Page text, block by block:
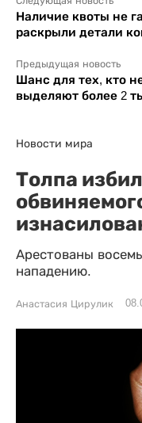
Наличие квоты не
раскрыли детали
Предыдущая новость
Шанс для тех, кто
выделяют более 2
Новости мира
Толпа
Арестованы
нападению.
Анастасия Цирулик